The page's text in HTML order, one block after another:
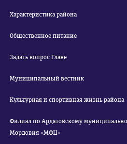
Характеристика района
Общественное питание
Задать вопрос Главе
Муниципальный вестник
Культурная и спортивная жизнь района
Филиал по Ардатовскому
Мордовия «МФЦ»